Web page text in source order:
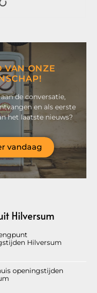
VAN ONZE
de conversatie,
en als eerste
het laatste nieuws?
vandaag
Hilversum
Hilversum
openingstijden